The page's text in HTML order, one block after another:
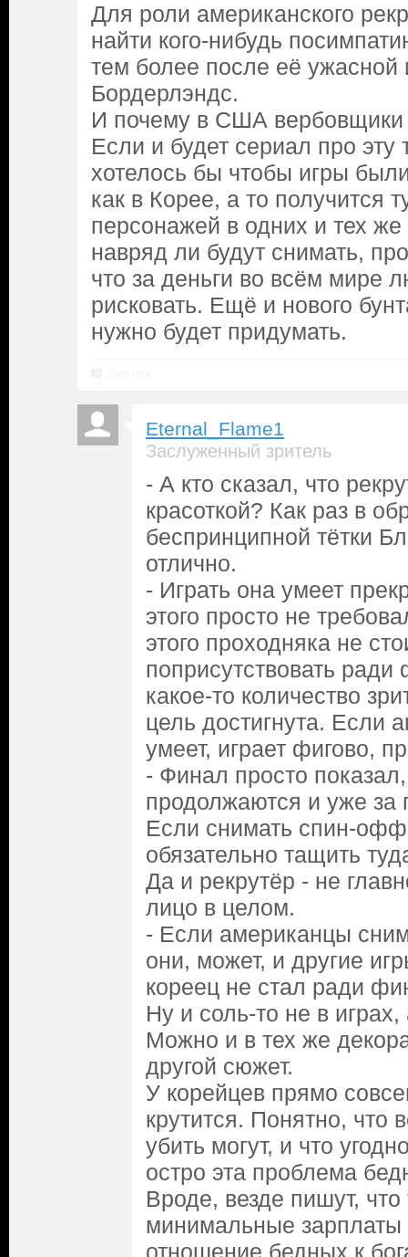
Для роли американского
найти кого-нибудь
тем более после её ужасной
Бордерлэндс.
И почему в США вербовщики
Если и будет сериал про эту
хотелось бы чтобы игры
как в Корее, а то получится
персонажей в одних и тех
навряд ли будут снимать,
что за деньги во всём мире
рисковать. Ещё и нового
нужно будет придумать.
Eternal_Flame1
Заслуженный зритель
- А кто сказал, что
красоткой? Как раз в
беспринципной тётки
отлично.
- Играть она умеет
этого просто не
этого проходняка не
поприсутствовать
какое-то количество
цель достигнута. Если
умеет, играет фигово,
- Финал просто
продолжаются и уже за
Если снимать спин-
обязательно тащить
Да и рекрутёр - не
лицо в целом.
- Если американцы
они, может, и другие
кореец не стал ради
Ну и соль-то не в
Можно и в тех же
другой сюжет.
У корейцев прямо
крутится. Понятно, что
убить могут, и что
остро эта проблема
Вроде, везде пишут,
минимальные
отношение бедных к